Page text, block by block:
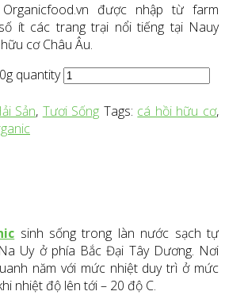
được nhập từ farm
ít các trang trại nổi tiếng tại Nauy
cơ Châu Âu.
quantity
Sản, Tươi Sống Tags: cá hồi hữu cơ,
sinh sống trong làn nước sạch tự
Uy ở phía Bắc Đại Tây Dương. Nơi
năm với mức nhiệt duy trì ở mức
nhiệt độ lên tới – 20 độ C.